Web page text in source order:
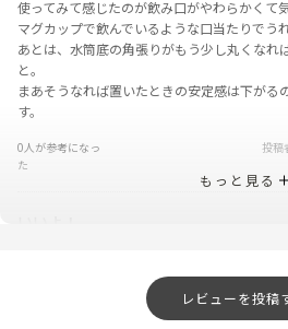
使ってみて感じたのが飲み口がやわらかくて
マグカップで飲んでいるような口当たりでうれ
あとは、水筒底の角張りがもう少し丸くなれ
と。
まあそうなれば置いたときの安定感は下がる
す。
0人が参考になっ
た
投稿
ニックネーム：ざえもん さん
お茶を入れたり、会社でコップがわりに使用
もっと見る
レビューを投稿